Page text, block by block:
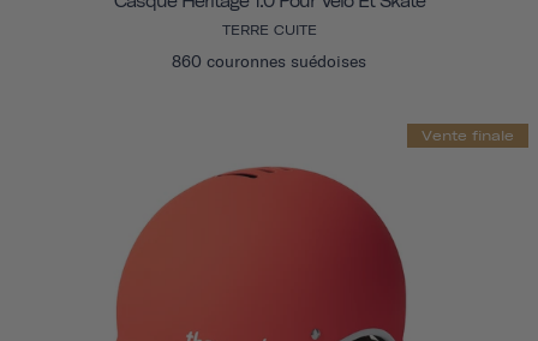
TERRE CUITE
860 couronnes suédoises
Vente finale